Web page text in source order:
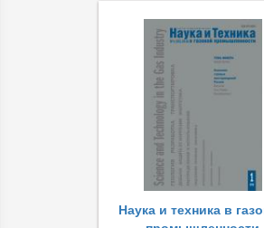
Наука и техника в